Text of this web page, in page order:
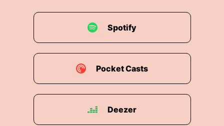
Spotify
Pocket Casts
Deezer